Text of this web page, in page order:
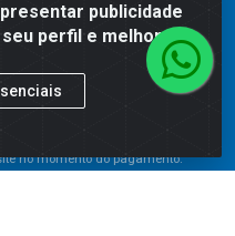
publicidade
perfil e melhorar a
e frete são válidos
pelo site. Caso haja
será válido o preço que for
no momento do pagamento.